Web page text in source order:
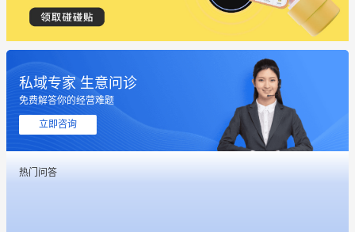
私域专家 生意问诊
免费解答你的经营难题
立即咨询
热门问答
这个营销策划案例推荐大家看一下
用有赞就能在微信、小红书同时经营了
餐饮也得靠私域和服务提高竞争力